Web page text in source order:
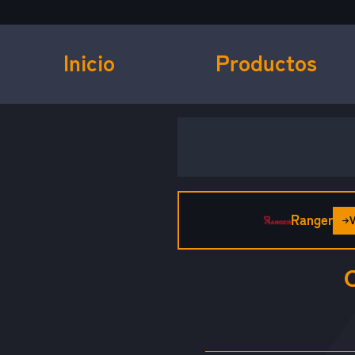
Inicio Productos
Ranger